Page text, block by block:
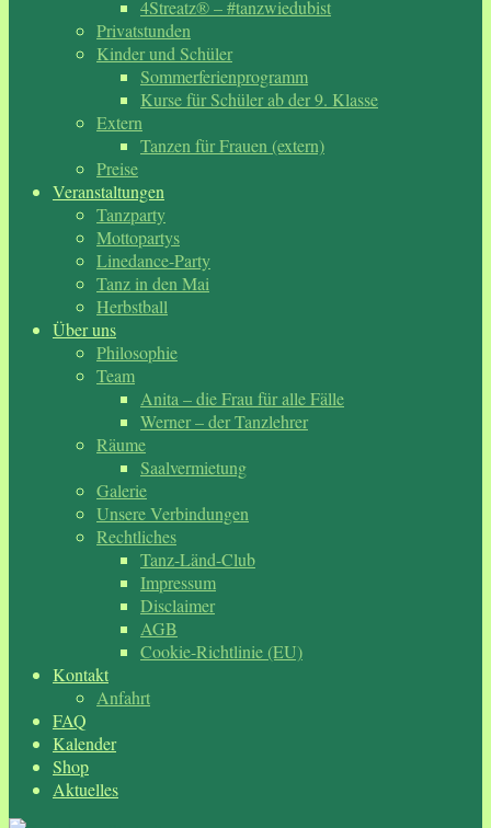
4Streatz® – #tanzwiedubist
Privatstunden
Kinder und Schüler
Sommerferienprogramm
Kurse für Schüler ab der 9. Klasse
Extern
Tanzen für Frauen (extern)
Preise
Veranstaltungen
Tanzparty
Mottopartys
Linedance-Party
Tanz in den Mai
Herbstball
Über uns
Philosophie
Team
Anita – die Frau für alle Fälle
Werner – der Tanzlehrer
Räume
Saalvermietung
Galerie
Unsere Verbindungen
Rechtliches
Tanz-Länd-Club
Impressum
Disclaimer
AGB
Cookie-Richtlinie (EU)
Kontakt
Anfahrt
FAQ
Kalender
Shop
Aktuelles